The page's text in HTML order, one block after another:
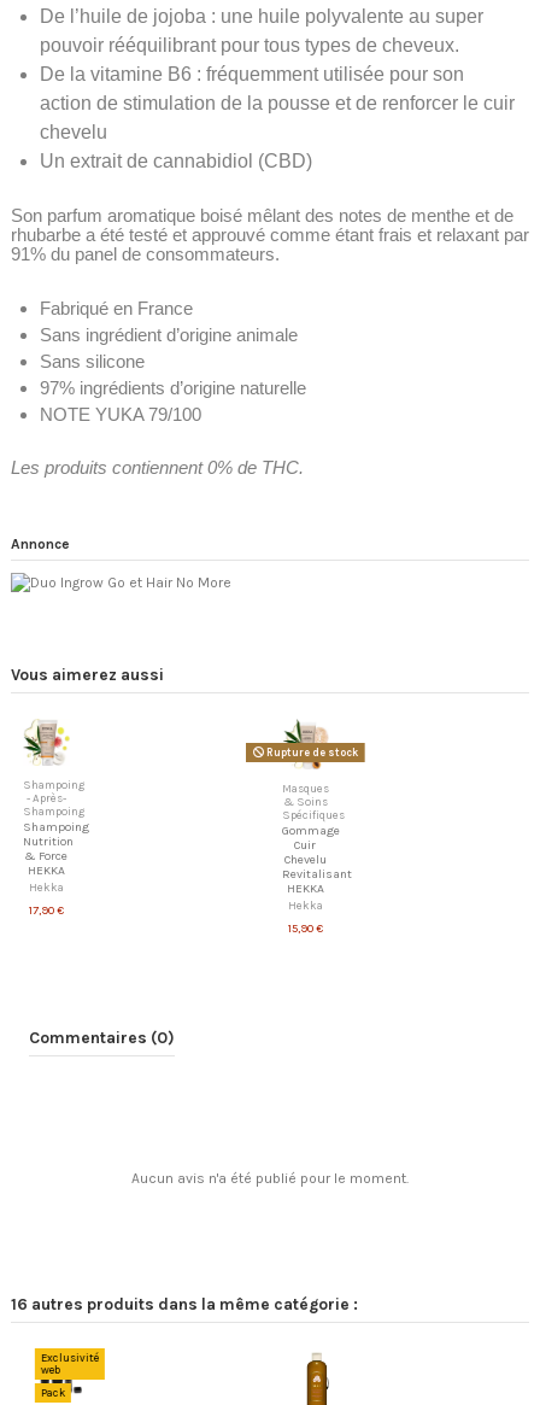
De l’huile de jojoba : une huile polyvalente au super
pouvoir rééquilibrant pour tous types de cheveux.
De la vitamine B6 : fréquemment utilisée pour son
action de stimulation de la pousse et de renforcer le cuir
chevelu
Un extrait de cannabidiol (CBD)
Son parfum aromatique boisé mêlant des notes de menthe et de
rhubarbe a été testé et approuvé comme étant frais et relaxant par
91% du panel de consommateurs.
Fabriqué en France
Sans ingrédient d’origine animale
Sans silicone
97% ingrédients d’origine naturelle
NOTE YUKA 79/100
Les produits contiennent 0% de THC.
Annonce
Vous aimerez aussi
Shampoing
- Après-
Shampoing
Shampoing
Nutrition
& Force
HEKKA
Hekka
17,90 €
Rupture de stock
Masques
& Soins
Spécifiques
Gommage
Cuir
Chevelu
Revitalisant
HEKKA
Hekka
15,90 €
Commentaires (0)
Aucun avis n'a été publié pour le moment.
16 autres produits dans la même catégorie :
Exclusivité
web
Pack